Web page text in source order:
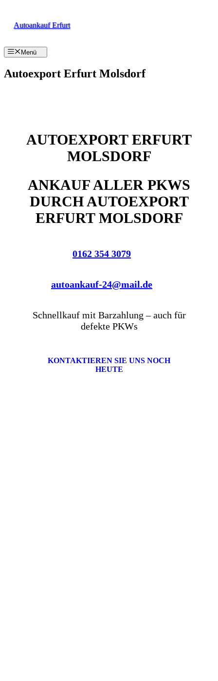
springen
Autoankauf Erfurt
Menü
Autoexport Erfurt Molsdorf
AUTOEXPORT ERFURT
MOLSDORF
ANKAUF ALLER PKWS
DURCH AUTOEXPORT
ERFURT MOLSDORF
0162 354 3079
autoankauf-24@mail.de
Schnellkauf mit Barzahlung – auch für
defekte PKWs
KONTAKTIEREN SIE UNS NOCH
HEUTE